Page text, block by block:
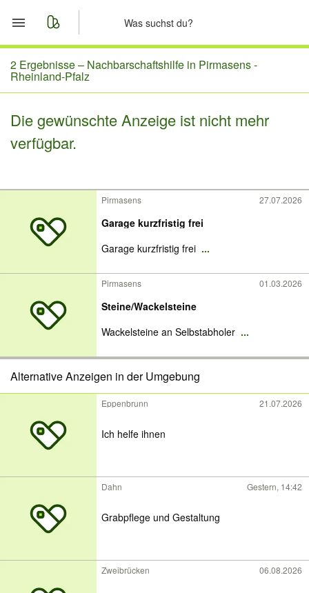
Start
Merkliste
Nachrichten
2 Ergebnisse – Nachbarschaftshilfe in Pirmasens -
Rheinland-Pfalz
Die gewünschte Anzeige ist nicht mehr
verfügbar.
Pirmasens 27.07.2026
Garage kurzfristig frei
Garage kurzfristig frei ...
Pirmasens 01.03.2026
Steine/Wackelsteine
Wackelsteine an Selbstabholer ...
Alternative Anzeigen in der Umgebung
Eppenbrunn 21.07.2026
Ich helfe ihnen
Dahn Gestern, 14:42
Grabpflege und Gestaltung
Zweibrücken 06.08.2026